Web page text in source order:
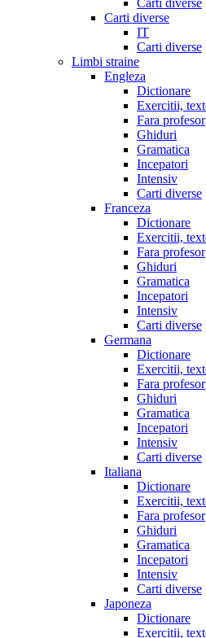
Carti diverse
Carti diverse
IT
Carti diverse
Limbi straine
Engleza
Dictionare
Exercitii,
Fara profesor
Ghiduri
Gramatica
Incepatori
Intensiv
Carti diverse
Franceza
Dictionare
Exercitii,
Fara profesor
Ghiduri
Gramatica
Incepatori
Intensiv
Carti diverse
Germana
Dictionare
Exercitii,
Fara profesor
Ghiduri
Gramatica
Incepatori
Intensiv
Carti diverse
Italiana
Dictionare
Exercitii,
Fara profesor
Ghiduri
Gramatica
Incepatori
Intensiv
Carti diverse
Japoneza
Dictionare
Exercitii,